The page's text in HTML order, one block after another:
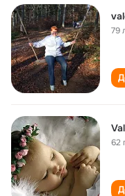
79
62